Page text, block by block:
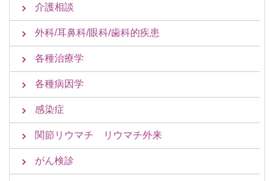
介護相談
外科/耳鼻科/眼科/歯科的疾患
各種治療学
各種病因学
感染症
関節リウマチ リウマチ外来
がん検診